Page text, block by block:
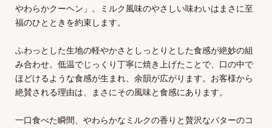
やわらかクーヘン」。ミルク風味のやさしい味わいはまさに至
福のひとときを約束します。
ふわっとした生地の軽やかさとしっとりとした食感が絶妙の組
み合わせ。低温でじっくり丁寧に焼き上げたことで、口の中で
ほどけるような食感が生まれ、余韻が広がります。お客様から
絶賛される理由は、まさにその風味と食感にあります。
一口食べた瞬間、やわらかなミルクの香りと贅沢なバターのコ